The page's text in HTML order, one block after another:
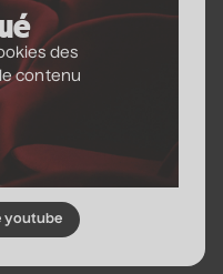
et invités
• 19 h 30
des
contenu
youtube